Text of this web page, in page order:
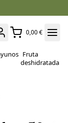
0,00 €
Fruta
deshidratada